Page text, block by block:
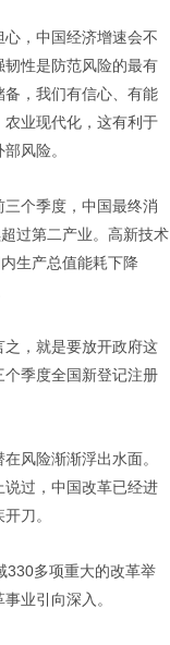
，中国经济增速会不
性是防范风险的最有
，我们有信心、有能
业现代化，这有利于
风险。
个季度，中国最终消
过第二产业。高新技术
生产总值能耗下降
，就是要放开政府这
季度全国新登记注册
风险渐渐浮出水面。
过，中国改革已经进
刀。
多项重大的改革举
业引向深入。